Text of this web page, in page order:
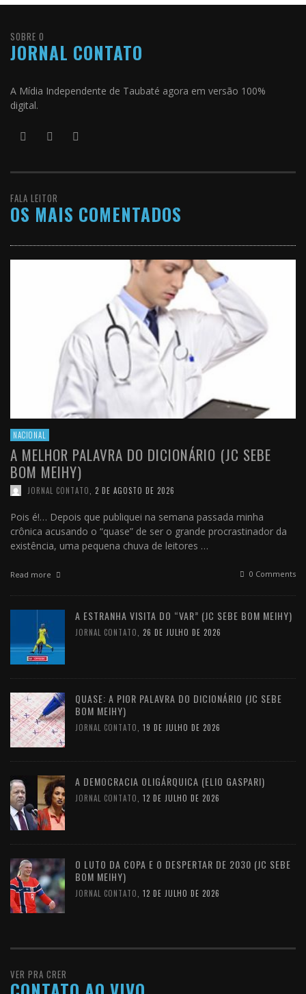
SOBRE O
JORNAL CONTATO
A Mídia Independente de Taubaté agora em versão 100%
digital.
FALA LEITOR
OS MAIS COMENTADOS
NACIONAL
A MELHOR PALAVRA DO DICIONÁRIO (JC SEBE
BOM MEIHY)
JORNAL CONTATO 2 DE AGOSTO DE 2026
Pois é!… Depois que publiquei na semana passada minha
crônica acusando o “quase” de ser o grande procrastinador da
existência, uma pequena chuva de leitores …
Read more 0 Comments
A ESTRANHA VISITA DO “VAR” (JC SEBE BOM MEIHY)
JORNAL CONTATO 26 DE JULHO DE 2026
QUASE: A PIOR PALAVRA DO DICIONÁRIO (JC SEBE
BOM MEIHY)
JORNAL CONTATO 19 DE JULHO DE 2026
A DEMOCRACIA OLIGÁRQUICA (ELIO GASPARI)
JORNAL CONTATO 12 DE JULHO DE 2026
O LUTO DA COPA E O DESPERTAR DE 2030 (JC SEBE
BOM MEIHY)
JORNAL CONTATO 12 DE JULHO DE 2026
VER PRA CRER